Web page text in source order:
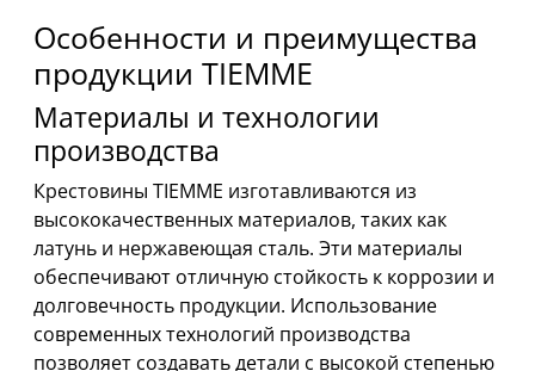
Особенности и преимущества
продукции TIEMME
Материалы и технологии
производства
Крестовины TIEMME изготавливаются из
высококачественных материалов, таких как
латунь и нержавеющая сталь. Эти материалы
обеспечивают отличную стойкость к коррозии и
долговечность продукции. Использование
современных технологий производства
позволяет создавать детали с высокой степенью